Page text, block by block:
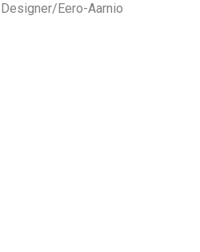
Eero-Aarnio